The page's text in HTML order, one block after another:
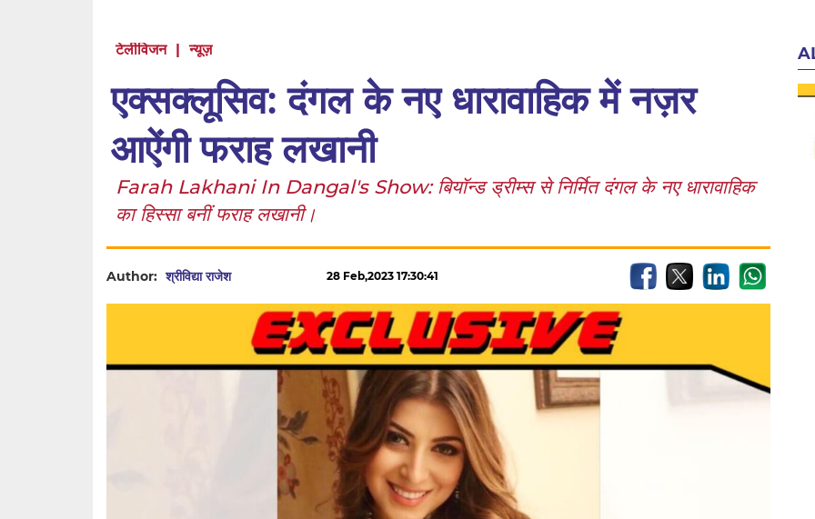
टेलीविजन | न्यूज़
एक्सक्लूसिव: दंगल के नए धारावाहिक में नज़र
आऐंगी फराह लखानी
Farah Lakhani In Dangal's Show: बियॉन्ड ड्रीम्स से निर्मित दंगल के नए धारावाहिक
का हिस्सा बनीं फराह लखानी।
Author: श्रीविद्या राजेश 28 Feb,2023 17:30:41